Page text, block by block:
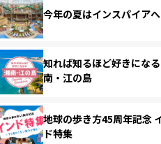
今年の夏はインスパイアへ
知れば知るほど好きにな
南・江の島
地球の歩き方45周年記念
ド特集